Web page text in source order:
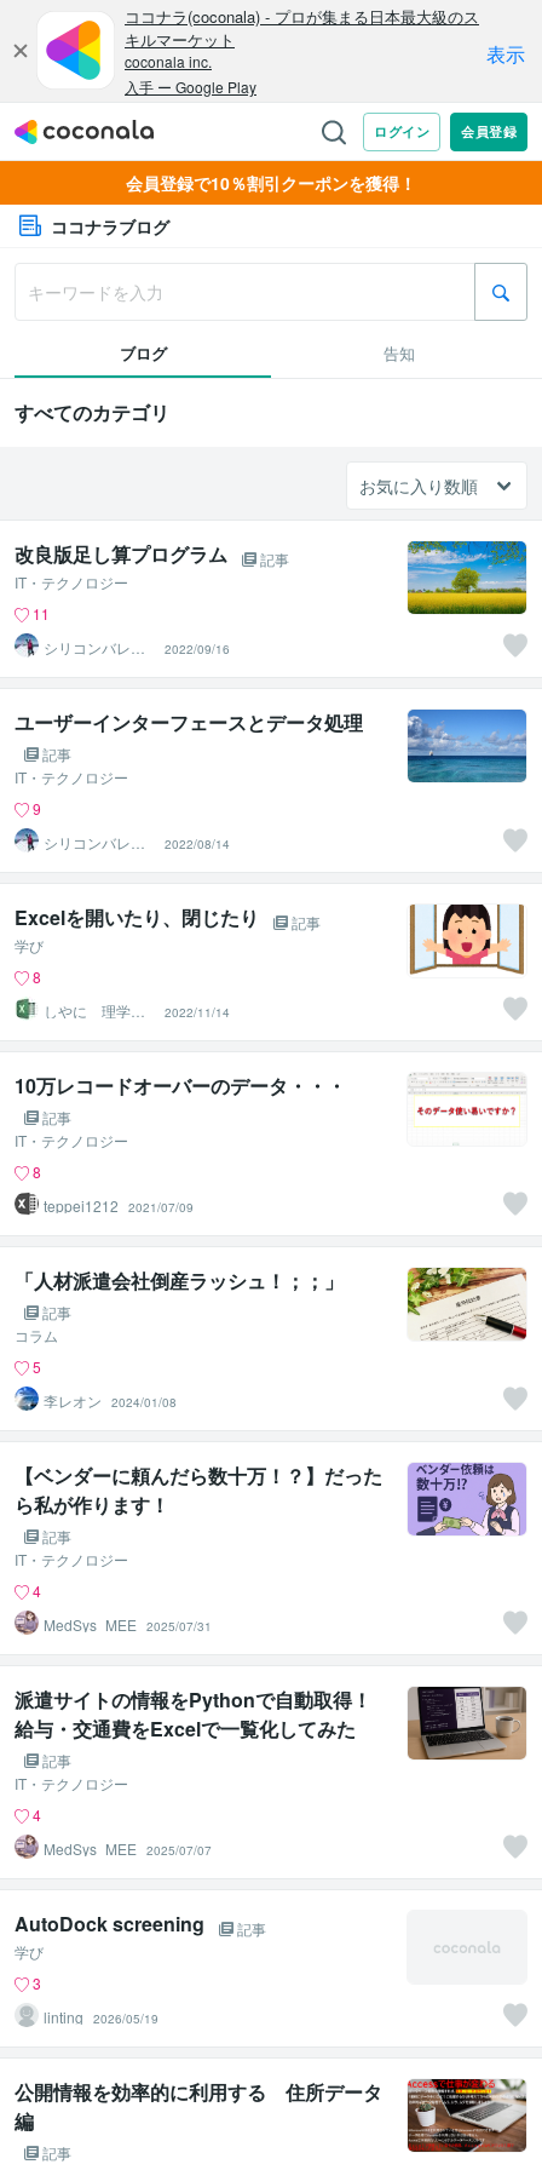
会員登録で10％割引クーポンを獲得！
ココナラブログ
ブログ 告知
すべてのカテゴリ
改良版足し算プログラム
記事
IT・テクノロジー
11
シリコンバレー
スーパーウエア
2022/09/16
ユーザーインターフェースとデータ処理
記事
IT・テクノロジー
9
シリコンバレー
スーパーウエア
2022/08/14
Excelを開いたり、閉じたり
記事
学び
8
しやに 理学療
法士
2022/11/14
10万レコードオーバーのデータ・・・
記事
IT・テクノロジー
8
teppei1212
2021/07/09
「人材派遣会社倒産ラッシュ！；；」
記事
コラム
5
李レオン
2024/01/08
【ベンダーに頼んだら数十万！？】だった
ら私が作ります！
記事
IT・テクノロジー
4
MedSys_MEE
2025/07/31
派遣サイトの情報をPythonで自動取得！
給与・交通費をExcelで一覧化してみた
記事
IT・テクノロジー
4
MedSys_MEE
2025/07/07
AutoDock screening
記事
学び
3
linting
2026/05/19
公開情報を効率的に利用する 住所データ
編
記事